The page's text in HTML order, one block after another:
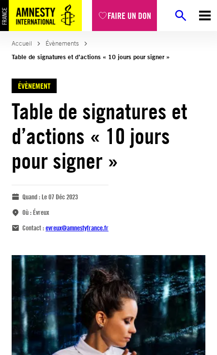
FAIRE UN DON
Accueil
Évènements
Table de signatures et d’actions « 10 jours pour signer »
ÉVÈNEMENT
Table de signatures et
d’actions « 10 jours
pour signer »
Quand :Le 07 Déc 2023
Où :Évreux
Contact :evreux@amnestyfrance.fr